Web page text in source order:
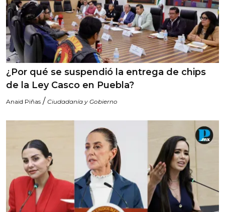
¿Por qué se suspendió la entrega de chips
de la Ley Casco en Puebla?
Anaid Piñas / Ciudadanía y Gobierno